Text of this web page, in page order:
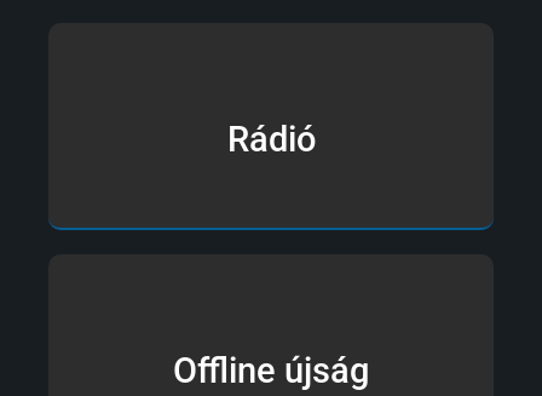
Rádió
Offline újság